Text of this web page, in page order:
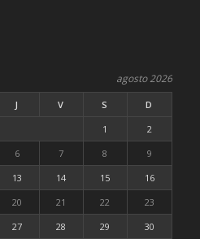
agosto 2026
J V S
D
1
2
6 7 8
9
13 14 15
16
20 21 22
23
27 28 29
30